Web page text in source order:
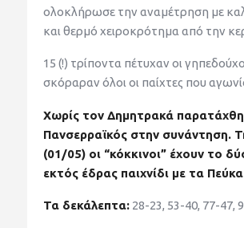
ολοκλήρωσε την αναμέτρηση με
και θερμό χειροκρότημα από την
15 (!) τρίποντα πέτυχαν οι
σκόραραν όλοι οι παίχτες που
Χωρίς τον Δημητρακά
Πανσερραϊκός στην συνάντηση.
(01/05) οι “κόκκινοι” έχουν το
εκτός έδρας παιχνίδι με τα
Τα δεκάλεπτα: 28-23, 53-40, 77-47,